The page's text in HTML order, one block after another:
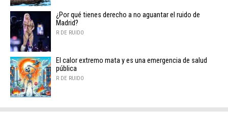
¿Por qué tienes derecho a no aguantar el ruido de
Madrid?
R DE RUIDO
El calor extremo mata y es una emergencia de salud
pública
R DE RUIDO